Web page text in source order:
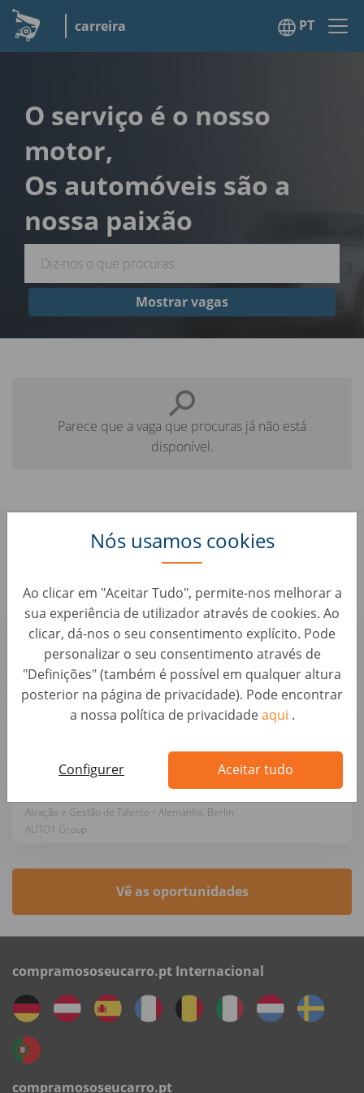
carreira PT
Nós usamos cookies
Ao clicar em "Aceitar Tudo", permite-nos melhorar a
sua experiência de utilizador através de cookies. Ao
clicar, dá-nos o seu consentimento explícito. Pode
personalizar o seu consentimento através de
"Definições" (também é possível em qualquer altura
posterior na página de privacidade). Pode encontrar
a nossa política de privacidadeaqui .
Configurer Aceitar tudo
O serviço é o nosso
motor,
Os automóveis são a
nossa paixão
Mostrar vagas
Parece que a vaga que procuras já não está
disponível.
Confere aqui algumas vagas
parecidas que te podem interessar:
HR Business Partner (d/m/w)
Atração e Gestão de Talento • Alemanha, Berlin
AUTO1 Group
Junior Personalsachbearbeiter (d/m/w)
Atração e Gestão de Talento • Alemanha, Berlin
Junior HR Business Partner (d/m/w)
Atração e Gestão de Talento • Alemanha, Berlin
AUTO1 Group
Vê as oportunidades
compramososeucarro.pt Internacional
compramososeucarro.pt